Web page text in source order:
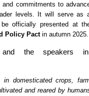
commitments to
levels. It will serve as
Policy Pact in autumn 2025.
in domesticated crops,
and reared by